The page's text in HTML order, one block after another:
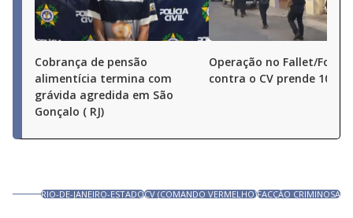
Cobrança de pensão
alimentícia termina com
grávida agredida em São
Gonçalo ( RJ)
Operação no Fallet/
contra o CV prende 10
RIO-DE-JANEIRO-ESTADOCV (COMANDO VERMELHO)FACÇÃO CRIMINOSA